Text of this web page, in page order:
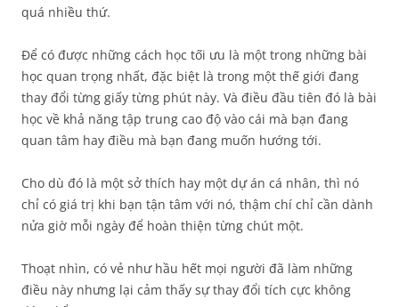
quá nhiều thứ.
Để có được những cách học tối ưu là một trong những bài
học quan trọng nhất, đặc biệt là trong một thế giới đang
thay đổi từng giấy từng phút này. Và điều đầu tiên đó là bài
học về khả năng tập trung cao độ vào cái mà bạn đang
quan tâm hay điều mà bạn đang muốn hướng tới.
Cho dù đó là một sở thích hay một dự án cá nhân, thì nó
chỉ có giá trị khi bạn tận tâm với nó, thậm chí chỉ cần dành
nửa giờ mỗi ngày để hoàn thiện từng chút một.
Thoạt nhìn, có vẻ như hầu hết mọi người đã làm những
điều này nhưng lại cảm thấy sự thay đổi tích cực không